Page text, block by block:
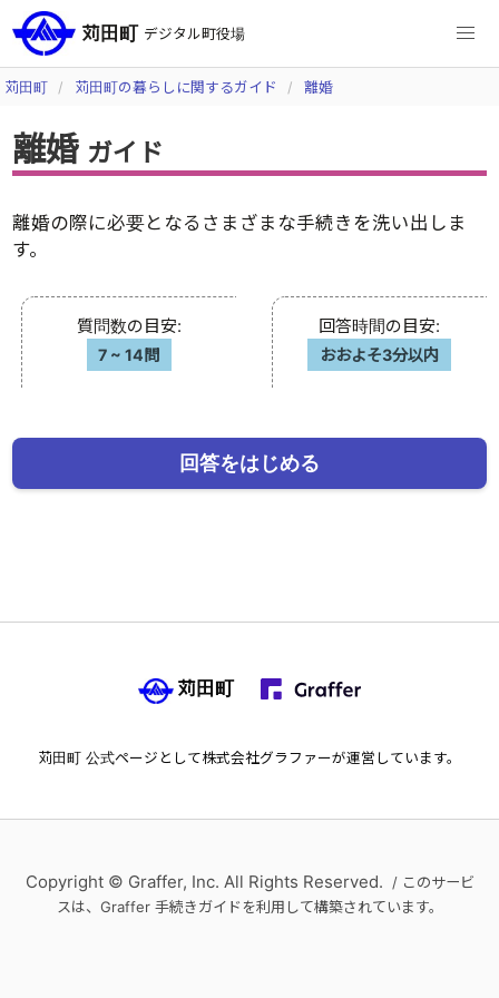
苅田町 デジタル町役場
苅田町 苅田町の暮らしに関するガイド 離婚
離婚 ガイド
離婚の際に必要となるさまざまな手続きを洗い出しま
す。
質問数の目安:
7 ~14問
回答時間の目安:
おおよそ3分以内
回答をはじめる
苅田町
苅田町 公式ページとして株式会社グラファーが運営しています。
Copyright © Graffer, Inc. All Rights Reserved. / このサービ
スは、Graffer 手続きガイドを利用して構築されています。